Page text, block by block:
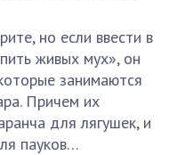
но если ввести в
живых мух», он
занимаются
Причем их
для лягушек, и
пауков…